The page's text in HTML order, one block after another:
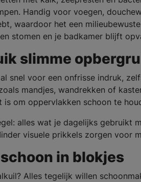
Handig voor voegen,
waardoor het een
stomen en je badkamer blijft
slimme
snel voor een onfrisse indruk,
mandjes, wandrekken of
is om oppervlakken schoon te
alles wat je dagelijks gebruikt
visuele prikkels zorgen voor
in blokjes
Alles tegelijk willen